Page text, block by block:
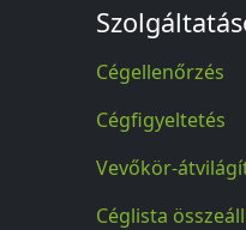
Cégellenőrzés
Cégfigyeltetés
Vevőkör-
Céglista